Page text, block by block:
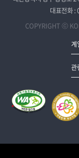
대표전화 :
COPYRIGHT ⓒ
계
관